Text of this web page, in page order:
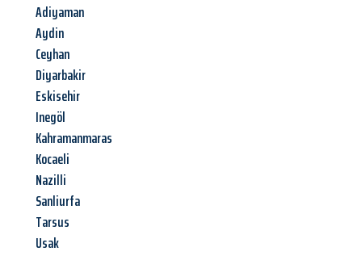
Adiyaman
Aydin
Ceyhan
Diyarbakir
Eskisehir
Inegöl
Kahramanmaras
Kocaeli
Nazilli
Sanliurfa
Tarsus
Usak